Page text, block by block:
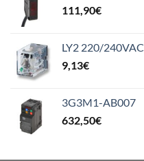
111,90€
LY2 220/240VAC
9,13€
3G3M1-AB007
632,50€